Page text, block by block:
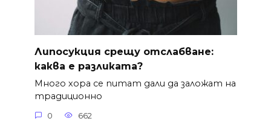
Липосукция срещу отслабване:
каква е разликата?
Много хора се питат дали да заложат на
традиционно
0 662